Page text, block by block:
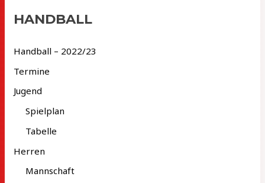
HANDBALL
Handball – 2022/23
Termine
Jugend
Spielplan
Tabelle
Herren
Mannschaft